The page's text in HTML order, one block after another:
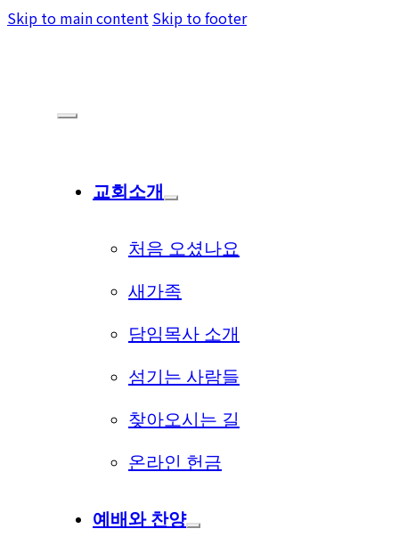
Skip to main content Skip to footer
교회소개
처음 오셨나요
새가족
담임목사 소개
섬기는 사람들
찾아오시는 길
온라인 헌금
예배와 찬양